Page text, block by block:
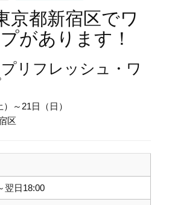
京都新宿区でワ
があります！
リフレッシュ・ワ
～21日（日）
区
翌日18:00